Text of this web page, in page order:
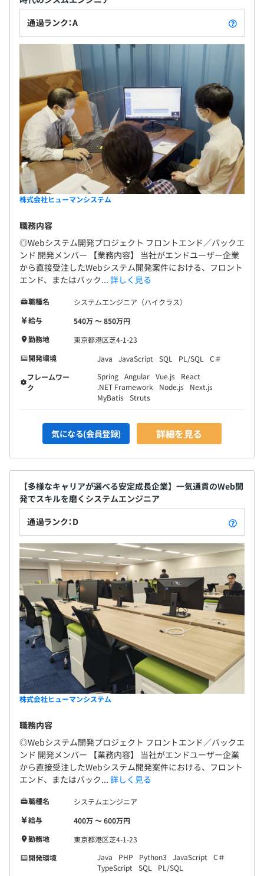
通過ランク：A
株式会社ヒューマンシステム
職務内容
◎Webシステム開発プロジェクト フロントエンド／バックエ
ンド 開発メンバー 【業務内容】 当社がエンドユーザー企業
から直接受注したWebシステム開発案件における、フロント
エンド、またはバック... 詳しく見る
職種名
システムエンジニア（ハイクラス）
給与
540万 〜 850万円
勤務地
東京都港区芝4-1-23
開発環境
Java JavaScript SQL PL/SQL
C＃
フレームワー
ク
Spring Angular Vue.js
React
.NET Framework
Node.js
Next.js
MyBatis Struts
気になる(会員登録) 詳細を見る
【多様なキャリアが選べる安定成長企業】一気通貫のWeb開
発でスキルを磨くシステムエンジニア
通過ランク：D
株式会社ヒューマンシステム
職務内容
◎Webシステム開発プロジェクト フロントエンド／バックエ
ンド 開発メンバー 【業務内容】 当社がエンドユーザー企業
から直接受注したWebシステム開発案件における、フロント
エンド、またはバック... 詳しく見る
職種名
システムエンジニア
給与
400万 〜 600万円
勤務地
東京都港区芝4-1-23
開発環境
Java PHP Python3 JavaScript
C＃
TypeScript
SQL
PL/SQL